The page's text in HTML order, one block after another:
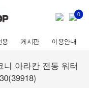
0
용 게시판 이용안내
니 아라칸 전동 워터